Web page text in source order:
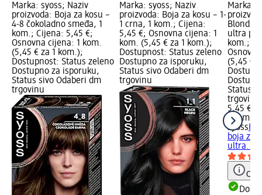
Marka: syoss; Naziv
proizvoda: Boja za kosu –
4-8 čokoladno smeđa, 1
kom.; Cijena: 5,45 €;
Osnovna cijena: 1 kom.
(5,45 € za 1 kom.);
Dostupnost: Status zeleno
Dostupno za isporuku,
Status sivo Odaberi dm
trgovinu
Marka: syoss; Naziv
proizvoda: Boja za kosu – 1-
1 crna, 1 kom.; Cijena:
5,45 €; Osnovna cijena: 1
kom. (5,45 € za 1 kom.);
Dostupnost: Status zeleno
Dostupno za isporuku,
Status sivo Odaberi dm
trgovinu
Marka:
Blonds
ultra
kom.;
(5,45 €
Status
trgovinu
5,45 €
1 kom.
syoss
boja za
ultra...,